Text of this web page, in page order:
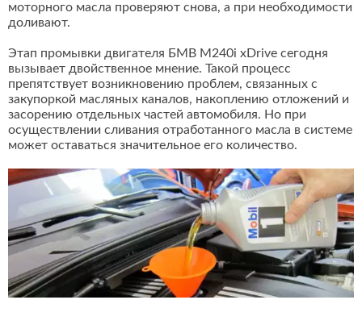
моторного масла проверяют снова, а при необходимости
доливают.
Этап промывки двигателя БМВ M240i xDrive сегодня
вызывает двойственное мнение. Такой процесс
препятствует возникновению проблем, связанных с
закупоркой масляных каналов, накоплению отложений и
засорению отдельных частей автомобиля. Но при
осуществлении сливания отработанного масла в системе
может оставаться значительное его количество.